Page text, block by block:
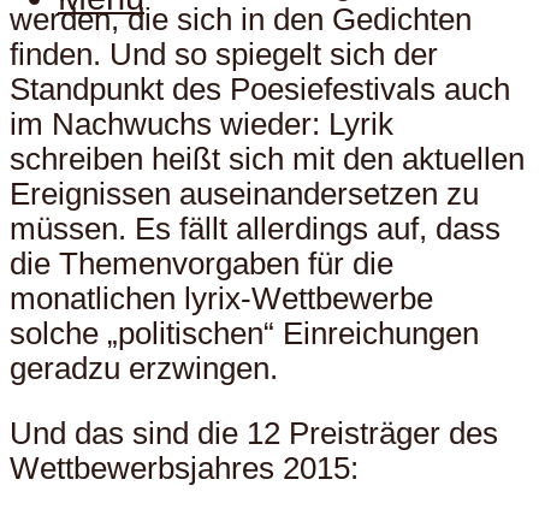
werden, die sich in den Gedichten
finden. Und so spiegelt sich der
Standpunkt des Poesiefestivals auch
im Nachwuchs wieder: Lyrik
schreiben heißt sich mit den aktuellen
Ereignissen auseinandersetzen zu
müssen. Es fällt allerdings auf, dass
die Themenvorgaben für die
monatlichen lyrix-Wettbewerbe
solche „politischen“ Einreichungen
geradzu erzwingen.
Und das sind die 12 Preisträger des
Wettbewerbsjahres 2015: